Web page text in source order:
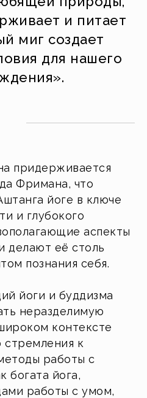
и питает
миг создает
для нашего
придерживается
Фримана, что
йоге в ключе
и глубокого
аспекты
делают её столь
познания себя.
йоги и буддизма
неразделимую
контексте
стремления к
работы с
богата йога,
работы с умом,